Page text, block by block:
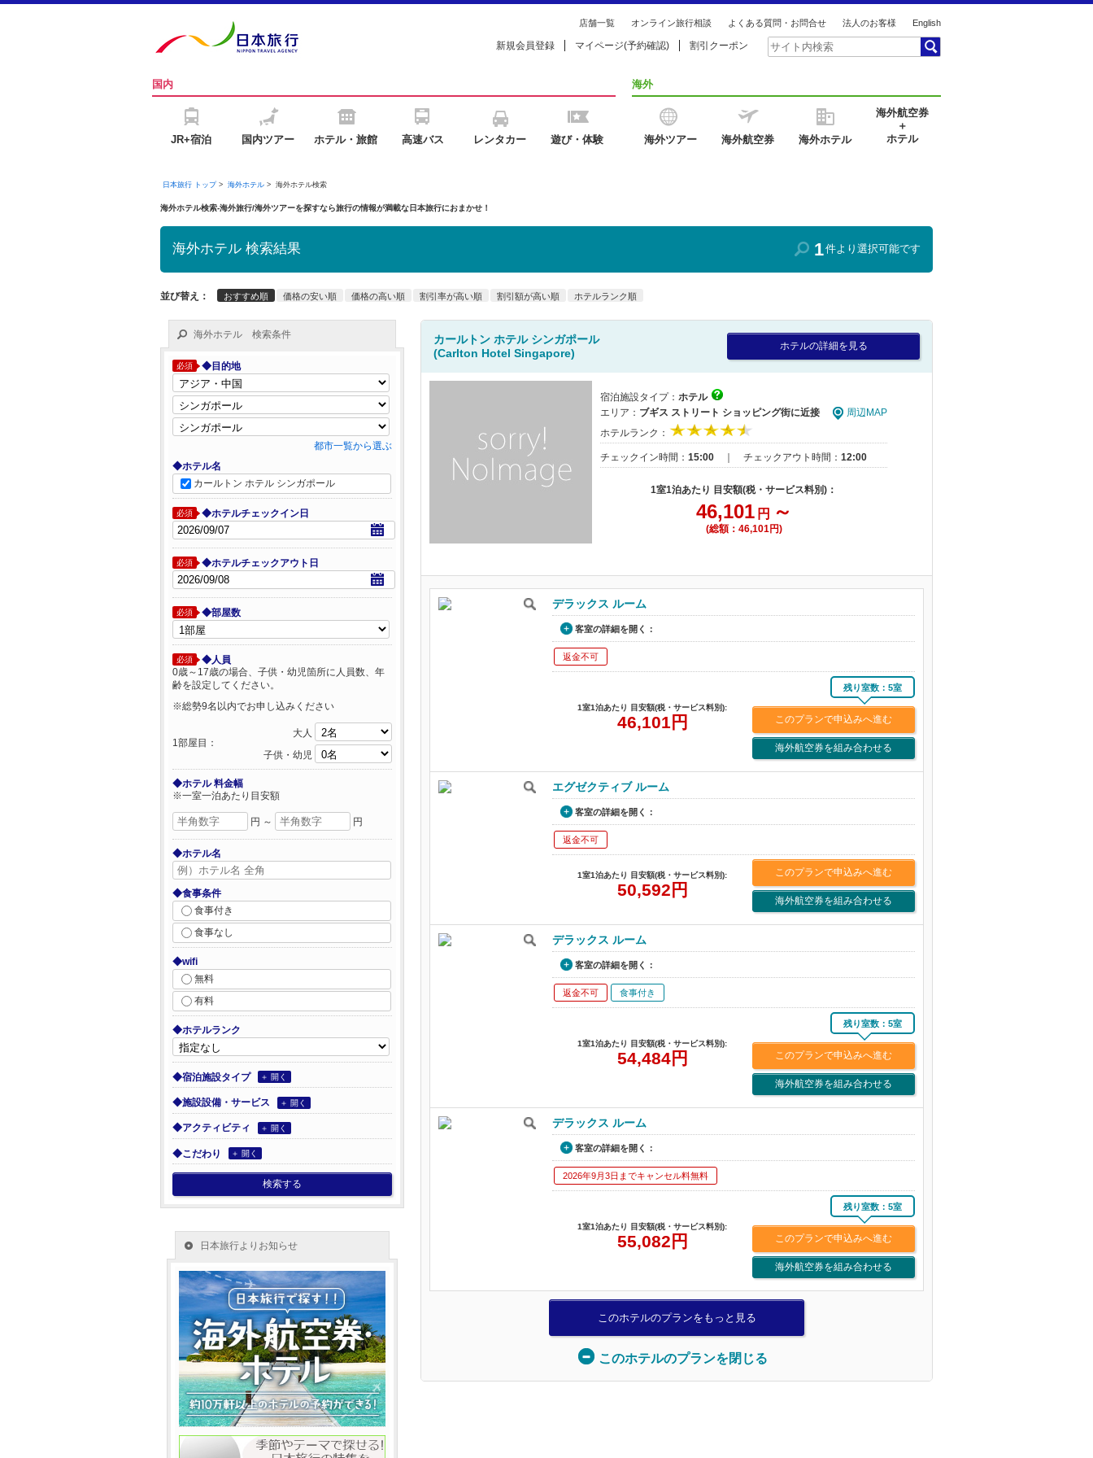
店舗一覧 オンライン旅行相談 よくある質問・お問合せ 法人のお客様 English
新規会員登録 マイページ(予約確認) 割引クーポン
国内
JR+宿泊 国内ツアー ホテル・旅館 高速バス レンタカー 遊び・体験
海外
海外ツアー 海外航空券 海外ホテル
海外航空券
＋
ホテル
日本旅行 トップ> 海外ホテル> 海外ホテル検索
海外ホテル検索-海外旅行/海外ツアーを探すなら旅行の情報が満載な日本旅行におまかせ！
海外ホテル 検索結果 1件より選択可能です
並び替え： おすすめ順 価格の安い順 価格の高い順 割引率が高い順 割引額が高い順 ホテルランク順
カールトン ホテル シンガポール
(Carlton Hotel Singapore)
ホテルの詳細を見る
宿泊施設タイプ： ホテル
エリア： ブギス ストリート ショッピング街に近接
周辺MAP
ホテルランク：
チェックイン時間： 15:00 チェックアウト時間： 12:00
1室1泊あたり 目安額(税・サービス料別)：
46,101 円 ～
(総額：46,101円)
デラックス ルーム
客室の詳細を開く：
返金不可
1室1泊あたり 目安額(税・サービス料別):
46,101円
残り室数：5室
このプランで申込みへ進む
海外航空券を組み合わせる
エグゼクティブ ルーム
客室の詳細を開く：
返金不可
1室1泊あたり 目安額(税・サービス料別):
50,592 円
このプランで申込みへ進む
海外航空券を組み合わせる
デラックス ルーム
客室の詳細を開く：
返金不可 食事付き
1室1泊あたり 目安額(税・サービス料別):
54,484円
残り室数：5室
このプランで申込みへ進む
海外航空券を組み合わせる
デラックス ルーム
客室の詳細を開く：
2026年9月3日までキャンセル料無料
1室1泊あたり 目安額(税・サービス料別):
55,082 円
残り室数：5室
このプランで申込みへ進む
海外航空券を組み合わせる
このホテルのプランをもっと見る
このホテルのプランを閉じる
海外ホテル 検索条件
必須 ◆目的地
都市一覧から選ぶ
◆ホテル名
カールトン ホテル シンガポール
必須 ◆ホテルチェックイン日
必須 ◆ホテルチェックアウト日
必須 ◆部屋数
必須
◆人員
0歳～17歳の場合、子供・幼児箇所に人員数、年
齢を設定してください。
※総勢9名以内でお申し込みください
1部屋目：
大人
子供・幼児
◆ホテル 料金幅
※一室一泊あたり目安額
円 ～ 円
◆ホテル名
◆食事条件
食事付き
食事なし
◆wifi
無料
有料
◆ホテルランク
◆宿泊施設タイプ ＋ 開く
◆施設設備・サービス ＋ 開く
◆アクティビティ ＋ 開く
◆こだわり ＋ 開く
検索する